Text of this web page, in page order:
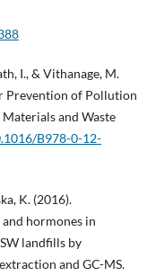
I., & Vithanage, M.
Prevention of Pollution
and Waste
B978-0-12-
K. (2016).
hormones in
landfills by
and GC-MS.